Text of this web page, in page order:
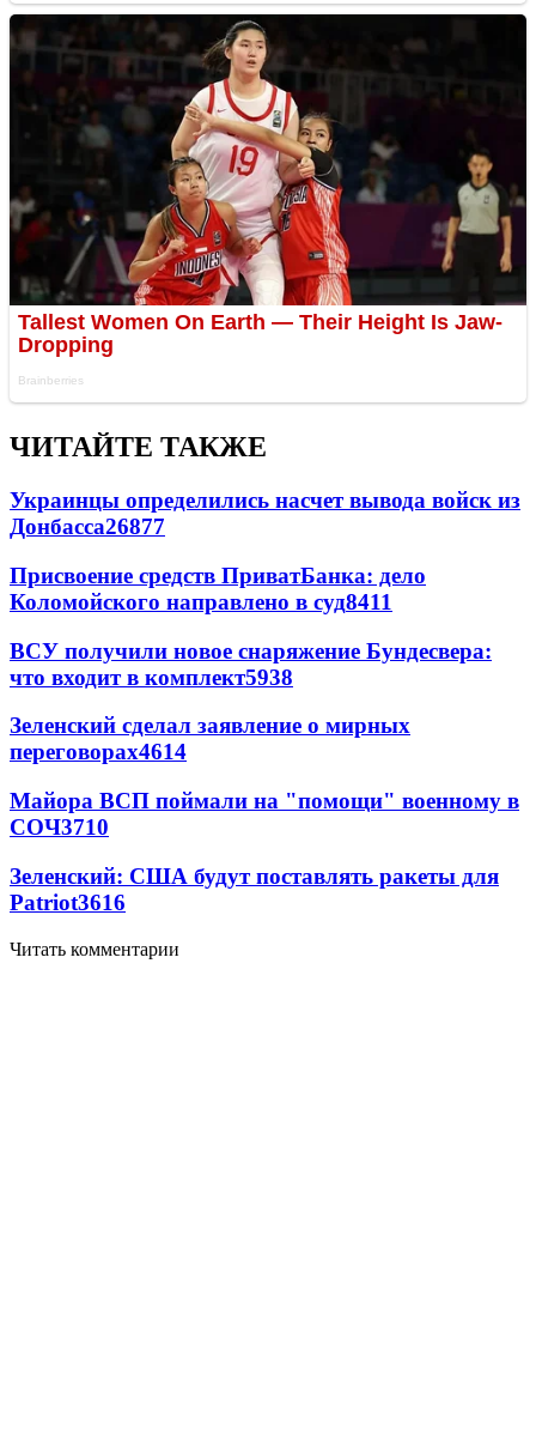
ЧИТАЙТЕ ТАКЖЕ
Украинцы определились насчет вывода войск из
Донбасса26877
Присвоение средств ПриватБанка: дело
Коломойского направлено в суд8411
ВСУ получили новое снаряжение Бундесвера:
что входит в комплект5938
Зеленский сделал заявление о мирных
переговорах4614
Майора ВСП поймали на "помощи" военному в
СОЧ3710
Зеленский: США будут поставлять ракеты для
Patriot3616
Читать комментарии